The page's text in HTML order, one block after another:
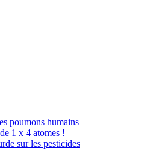
poumons humains
1 x 4 atomes !
sur les pesticides